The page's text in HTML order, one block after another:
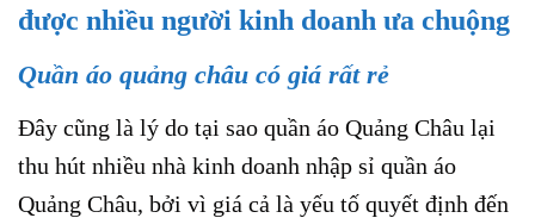
được nhiều người kinh doanh ưa chuộng
Quần áo quảng châu có giá rất rẻ
Đây cũng là lý do tại sao quần áo Quảng Châu lại
thu hút nhiều nhà kinh doanh nhập sỉ quần áo
Quảng Châu, bởi vì giá cả là yếu tố quyết định đến